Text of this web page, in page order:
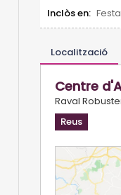
Inclòs en:
Localització
Centre
Raval
Reus